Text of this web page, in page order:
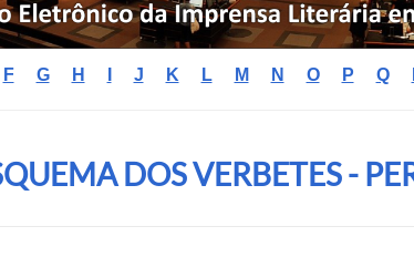
F G H J K L M N O P Q
DOS VERBETES -